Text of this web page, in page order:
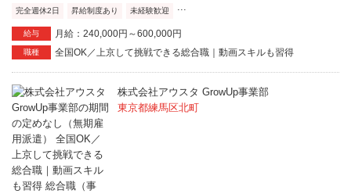
完全週休2日 昇給制度あり 未経験歓迎 ...
給与 月給：240,000円～600,000円
職種 全国OK／上京して挑戦できる総合職｜動画スキルも習得
株式会社アウスタ GrowUp事業部
東京都練馬区北町